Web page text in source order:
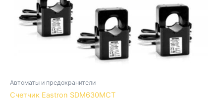
Автоматы и предохранители
Счетчик Eastron SDM630MCT